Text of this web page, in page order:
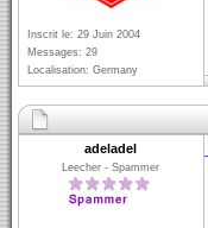
Inscrit le: 29 Juin 2004
Messages: 29
Localisation: Germany
adeladel
Leecher - Spammer